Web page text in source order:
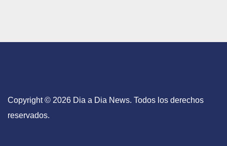
Copyright © 2026 Dia a Dia News. Todos los derechos
reservados.